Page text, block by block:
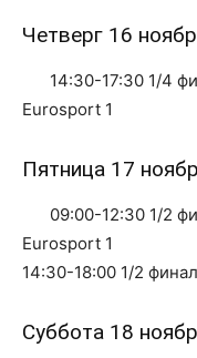
Четверг 16
14:30-17:30 1/4
Eurosport 1
Пятница 17
09:00-12:30 1/2
Eurosport 1
14:30-18:00 1/2
Суббота 18